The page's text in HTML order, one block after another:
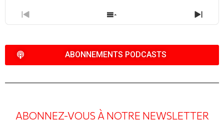
PREVIOUS
EPISODE
SHOW
EPISODES
NEXT
ABONNEMENTS PODCASTS
ABONNEZ-VOUS À NOTRE NEWSLETTER